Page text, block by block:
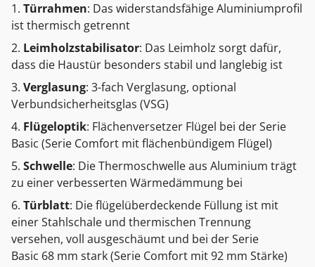
Türrahmen: Das widerstandsfähige Aluminiumprofil
ist thermisch getrennt
Leimholzstabilisator: Das Leimholz sorgt dafür,
dass die Haustür besonders stabil und langlebig ist
Verglasung: 3-fach Verglasung, optional
Verbundsicherheitsglas (VSG)
Flügeloptik: Flächenversetzer Flügel bei der Serie
Basic (Serie Comfort mit flächenbündigem Flügel)
Schwelle: Die Thermoschwelle aus Aluminium trägt
zu einer verbesserten Wärmedämmung bei
Türblatt: Die flügelüberdeckende Füllung ist mit
einer Stahlschale und thermischen Trennung
versehen, voll ausgeschäumt und bei der Serie
Basic 68 mm stark (Serie Comfort mit 92 mm Stärke)